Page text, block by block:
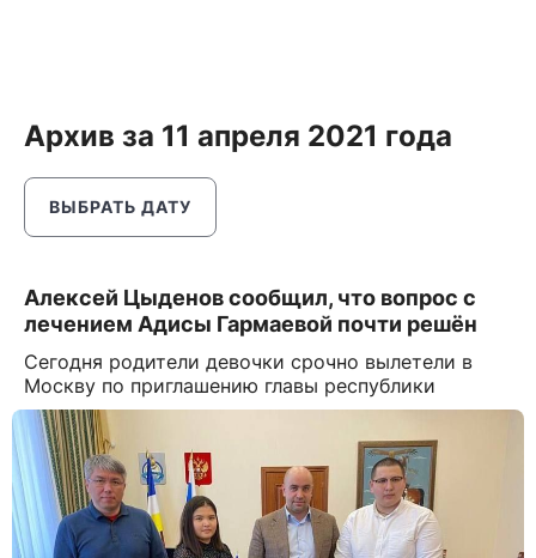
Архив за 11 апреля 2021 года
ВЫБРАТЬ ДАТУ
Алексей Цыденов сообщил, что вопрос с
лечением Адисы Гармаевой почти решён
Сегодня родители девочки срочно вылетели в
Москву по приглашению главы республики